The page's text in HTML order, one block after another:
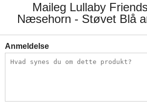
Maileg Lullaby
Næsehorn - Støvet Blå
Anmeldelse